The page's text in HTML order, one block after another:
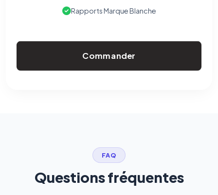
Rapports Marque Blanche
Commander
FAQ
Questions fréquentes